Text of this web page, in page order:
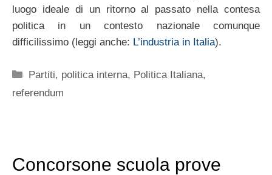
luogo ideale di un ritorno al passato nella contesa
politica in un contesto nazionale comunque
difficilissimo (leggi anche: L’industria in Italia).
Categorie
Partiti, politica interna, Politica Italiana,
referendum
Concorsone scuola prove